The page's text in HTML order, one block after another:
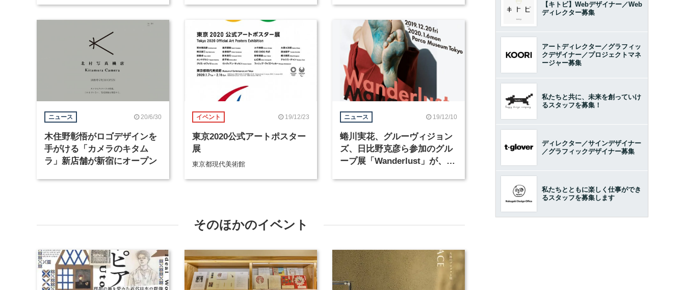
ニュース 20/6/30
木住野彰悟がロゴデザインを
手がける「カメラのキタム
ラ」新店舗が新宿にオープン
イベント 19/12/23
東京2020公式アートポスター
展
東京都現代美術館
ニュース 19/12/10
蜷川実花、グルーヴィジョン
ズ、日比野克彦ら参加のグル
ープ展「Wanderlust」が、12
そのほかのイベント
【キトビ】Webデザイナー／Web
ディレクター募集
アートディレクター／グラフィッ
クデザイナー／プロジェクトマネ
ージャー募集
私たちと共に、未来を創っていけ
るスタッフを募集！
ディレクター／サインデザイナー
／グラフィックデザイナー募集
私たちとともに楽しく仕事ができ
るスタッフを募集します